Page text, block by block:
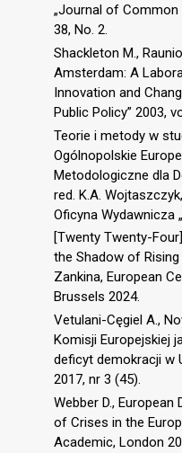
„Journal of Common
38, No. 2.
Shackleton M.,
Amsterdam: A
Innovation and
Public Policy” 2003,
Teorie i metody w
Ogólnopolskie
Metodologiczne dla
red. K.A.
Oficyna Wydawnicza
[Twenty Twenty-
the Shadow of Rising
Zankina, European
Brussels 2024.
Vetulani-Cęgiel A.,
Komisji Europejskiej
deficyt demokracji w
2017, nr 3 (45).
Webber D.,
of Crises in the
Academic, London